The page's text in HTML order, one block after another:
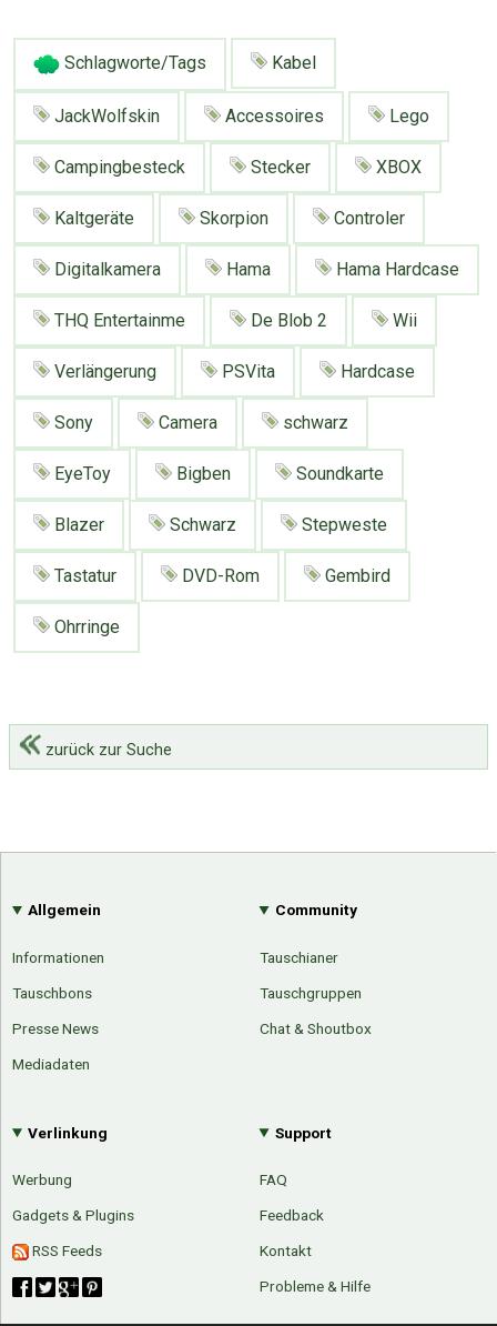
Mit Email Twitter Facebook
Google Neu hier?
Über Tauschbu↔de
Tauschbons
Mediadaten
Presse News
Kategorien
Neue Artikel
Erweitere Suche
Suchanfragen
Kategoriewolke
Schlagworte/Tags Kabel
JackWolfskin Accessoires Lego
Campingbesteck Stecker XBOX
Kaltgeräte Skorpion Controler
Digitalkamera Hama Hama Hardcase
THQ Entertainme De Blob 2 Wii
Verlängerung PSVita Hardcase
Sony Camera schwarz
EyeToy Bigben Soundkarte
Blazer Schwarz Stepweste
Tastatur DVD-Rom Gembird
Ohrringe
zurück zur Suche
Allgemein
Informationen
Tauschbons
Presse News
Mediadaten
Community
Tauschianer
Tauschgruppen
Chat & Shoutbox
Verlinkung
Werbung
Gadgets & Plugins
RSS Feeds
Support
FAQ
Feedback
Kontakt
Probleme & Hilfe